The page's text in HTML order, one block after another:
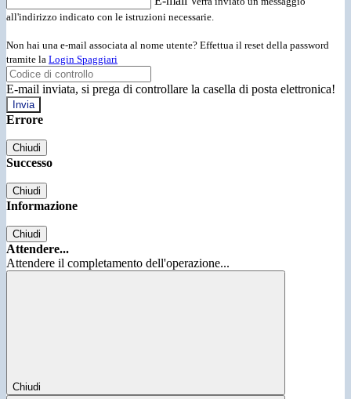
all'indirizzo indicato con le istruzioni necessarie.
Non hai una e-mail associata al nome utente? Effettua il reset della password
tramite la Login Spaggiari
E-mail inviata, si prega di controllare la casella di posta elettronica!
Errore
Chiudi
Successo
Chiudi
Informazione
Chiudi
Attendere...
Attendere il completamento dell'operazione...
Chiudi